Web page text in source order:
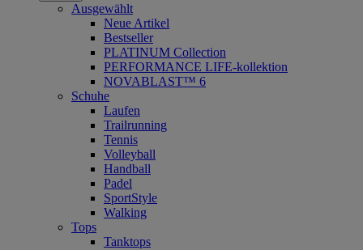
Ausgewählt
Neue Artikel
Bestseller
PLATINUM Collection
PERFORMANCE LIFE-kollektion
NOVABLAST™ 6
Schuhe
Laufen
Trailrunning
Tennis
Volleyball
Handball
Padel
SportStyle
Walking
Tops
Tanktops